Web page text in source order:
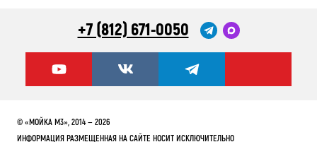
+7 (812) 671-0050
© «МОЙКА М3», 2014 — 2026
ИНФОРМАЦИЯ РАЗМЕЩЕННАЯ НА САЙТЕ НОСИТ ИСКЛЮЧИТЕЛЬНО